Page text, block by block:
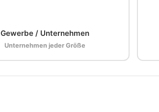
Gewerbe / Unternehmen
Unternehmen jeder Größe